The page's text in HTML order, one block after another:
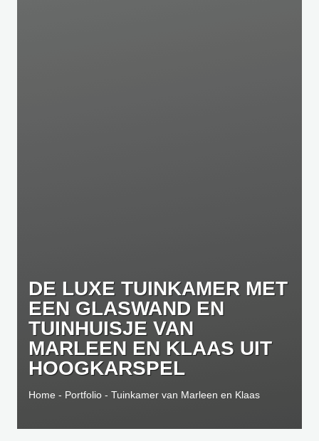
DE LUXE TUINKAMER MET
EEN GLASWAND EN
TUINHUISJE VAN
MARLEEN EN KLAAS UIT
HOOGKARSPEL
Home - Portfolio - Tuinkamer van Marleen en Klaas